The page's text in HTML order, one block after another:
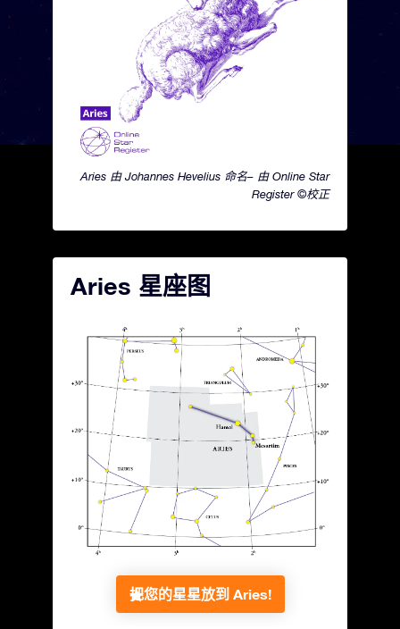
Aries 由 Johannes Hevelius 命名– 由 Online Star
Register ©校正
Aries 星座图
把您的星星放到 Aries!